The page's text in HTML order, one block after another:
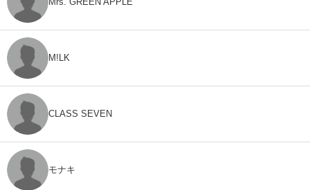
M!LK
CLASS SEVEN
モナキ